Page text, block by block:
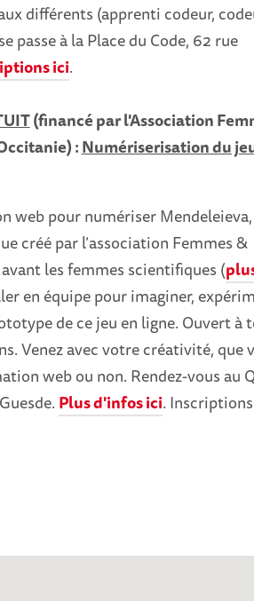
différents (apprenti codeur,
passe à la Place du Code, 62 rue
ici.
(financé par l'Association
:Numériserisation du
web pour numériser
créé par l’association Femmes &
les femmes scientifiques (
en équipe pour imaginer,
de ce jeu en ligne. Ouvert à
Venez avec votre créativité, que
web ou non. Rendez-vous au
Plus d'infos ici. Inscriptions